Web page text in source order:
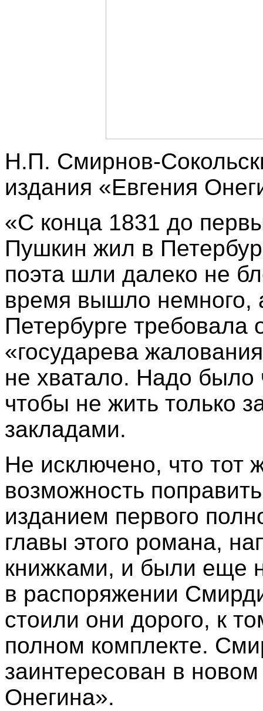
Н.П. Смирнов-
издания «Евгения
«С конца 1831 до
Пушкин жил в
поэта шли далеко не
время вышло немного,
Петербурге
«государева
не хватало. Надо было
чтобы не жить только
закладами.
Не исключено, что тот
возможность
изданием первого
главы этого романа,
книжками, и были еще
в распоряжении
стоили они дорого, к
полном комплекте.
заинтересован в
Онегина».